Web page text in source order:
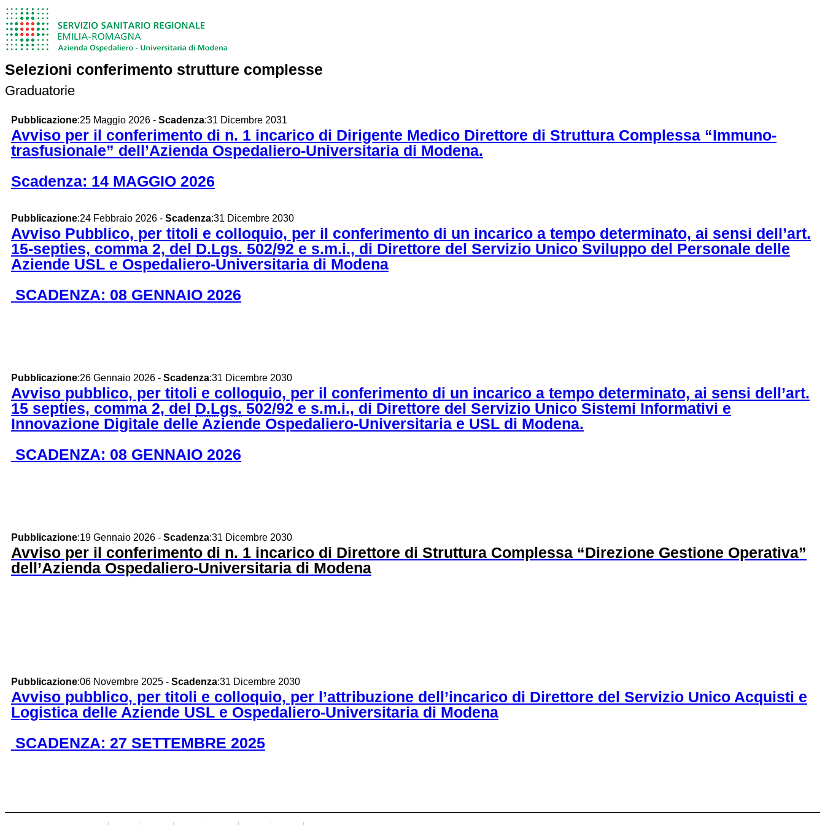
Selezioni conferimento strutture complesse
Graduatorie
Pubblicazione:25 Maggio 2026 - Scadenza:31 Dicembre 2031
Avviso per il conferimento di n. 1 incarico di Dirigente Medico Direttore di Struttura Complessa “Immuno-
trasfusionale” dell’Azienda Ospedaliero-Universitaria di Modena.
Scadenza: 14 MAGGIO 2026
Pubblicazione:24 Febbraio 2026 - Scadenza:31 Dicembre 2030
Avviso Pubblico, per titoli e colloquio, per il conferimento di un incarico a tempo determinato, ai sensi dell’art.
15-septies, comma 2, del D.Lgs. 502/92 e s.m.i., di Direttore del Servizio Unico Sviluppo del Personale delle
Aziende USL e Ospedaliero-Universitaria di Modena
SCADENZA: 08 GENNAIO 2026
Pubblicazione:26 Gennaio 2026 - Scadenza:31 Dicembre 2030
Avviso pubblico, per titoli e colloquio, per il conferimento di un incarico a tempo determinato, ai sensi dell’art.
15 septies, comma 2, del D.Lgs. 502/92 e s.m.i., di Direttore del Servizio Unico Sistemi Informativi e
Innovazione Digitale delle Aziende Ospedaliero-Universitaria e USL di Modena.
SCADENZA: 08 GENNAIO 2026
Pubblicazione:19 Gennaio 2026 - Scadenza:31 Dicembre 2030
Avviso per il conferimento di n. 1 incarico di Direttore di Struttura Complessa “Direzione Gestione Operativa”
dell’Azienda Ospedaliero-Universitaria di Modena
Pubblicazione:06 Novembre 2025 - Scadenza:31 Dicembre 2030
Avviso pubblico, per titoli e colloquio, per l’attribuzione dell’incarico di Direttore del Servizio Unico Acquisti e
Logistica delle Aziende USL e Ospedaliero-Universitaria di Modena
SCADENZA: 27 SETTEMBRE 2025